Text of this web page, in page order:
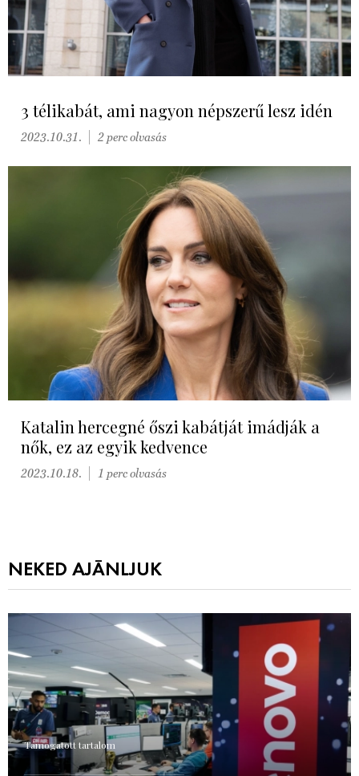
3 télikabát, ami nagyon népszerű lesz idén
2023.10.31. 2 perc olvasás
Katalin hercegné őszi kabátját imádják a
nők, ez az egyik kedvence
2023.10.18. 1 perc olvasás
NEKED AJÁNLJUK
Támogatott tartalom